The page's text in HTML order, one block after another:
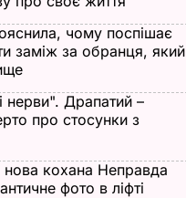
чому поспішає
заміж за обранця, який
нерви". Драпатий –
про стосунки з
нова кохана Неправда
фото в ліфті